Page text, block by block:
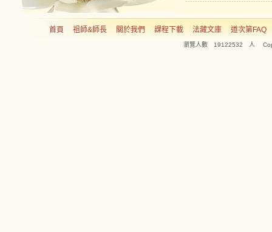
首頁 祖師&師長 關於我們 課程下載 法藏文庫 道次第FAQ
瀏覽人數 19122532 人